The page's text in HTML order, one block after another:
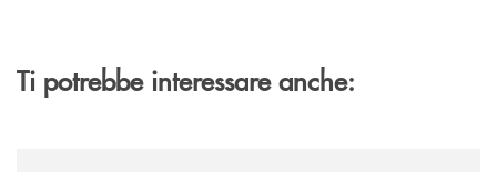
Ti potrebbe interessare anche: